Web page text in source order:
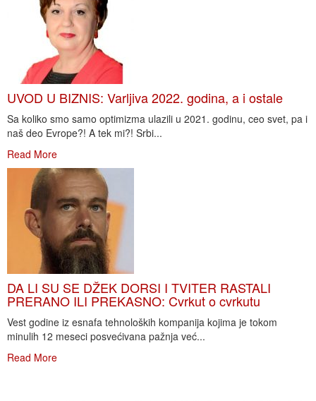
UVOD U BIZNIS: Varljiva 2022. godina, a i ostale
Sa koliko smo samo optimizma ulazili u 2021. godinu, ceo svet, pa i
naš deo Evrope?! A tek mi?! Srbi...
Read More
DA LI SU SE DŽEK DORSI I TVITER RASTALI
PRERANO ILI PREKASNO: Cvrkut o cvrkutu
Vest godine iz esnafa tehnoloških kompanija kojima je tokom
minulih 12 meseci posvećivana pažnja već...
Read More